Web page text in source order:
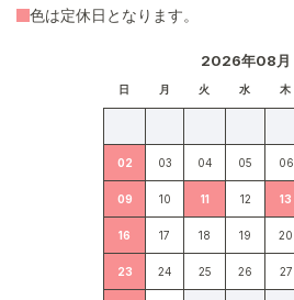
2026年08月
日 月 火 水 木
02 03 04 05 06
09 10 11 12 13
16 17 18 19 20
23 24 25 26 27
色は定休日となります。